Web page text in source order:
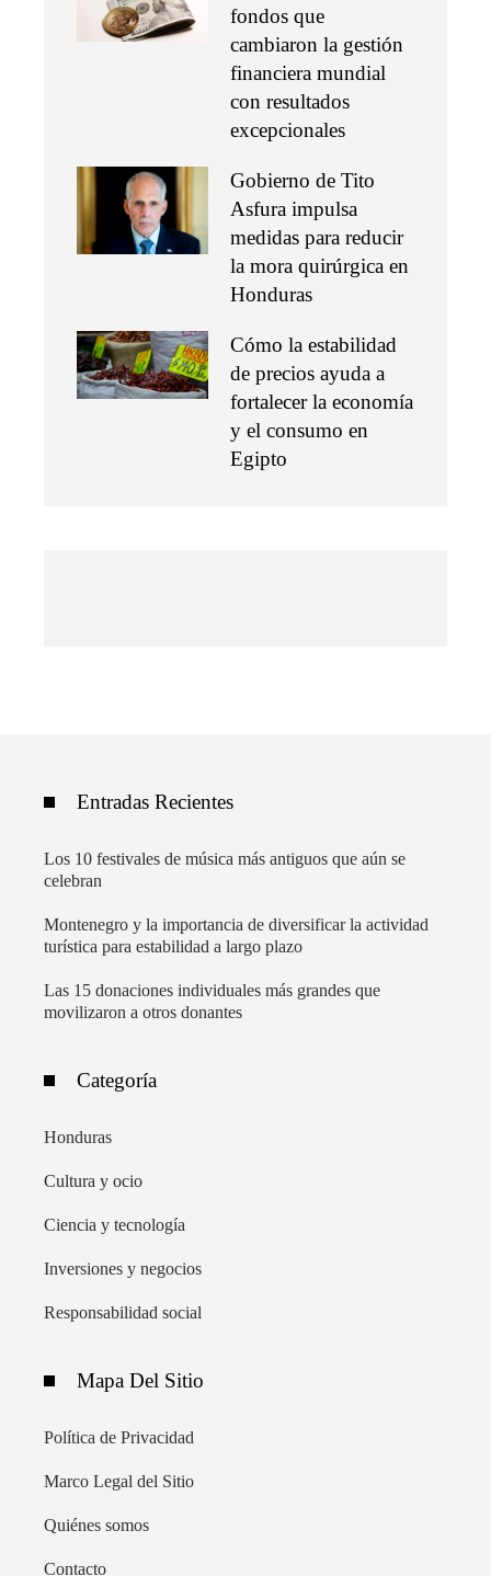
fondos que
cambiaron la gestión
financiera mundial
con resultados
excepcionales
Gobierno de Tito
Asfura impulsa
medidas para reducir
la mora quirúrgica en
Honduras
Cómo la estabilidad
de precios ayuda a
fortalecer la economía
y el consumo en
Egipto
Entradas Recientes
Los 10 festivales de música más antiguos que aún se
celebran
Montenegro y la importancia de diversificar la actividad
turística para estabilidad a largo plazo
Las 15 donaciones individuales más grandes que
movilizaron a otros donantes
Categoría
Honduras
Cultura y ocio
Ciencia y tecnología
Inversiones y negocios
Responsabilidad social
Mapa Del Sitio
Política de Privacidad
Marco Legal del Sitio
Quiénes somos
Contacto